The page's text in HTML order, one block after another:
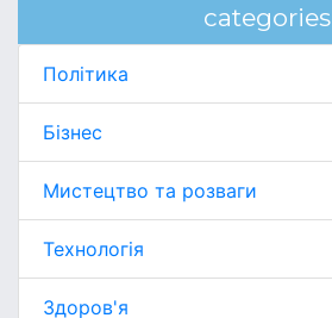
categories
Політика
Бізнес
Мистецтво та розваги
Технологія
Здоров'я